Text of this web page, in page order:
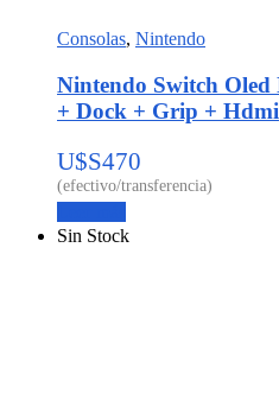
Consolas, Nintendo
Nintendo Switch Oled
+ Dock + Grip + Hdmi
U$S470
Sin Stock